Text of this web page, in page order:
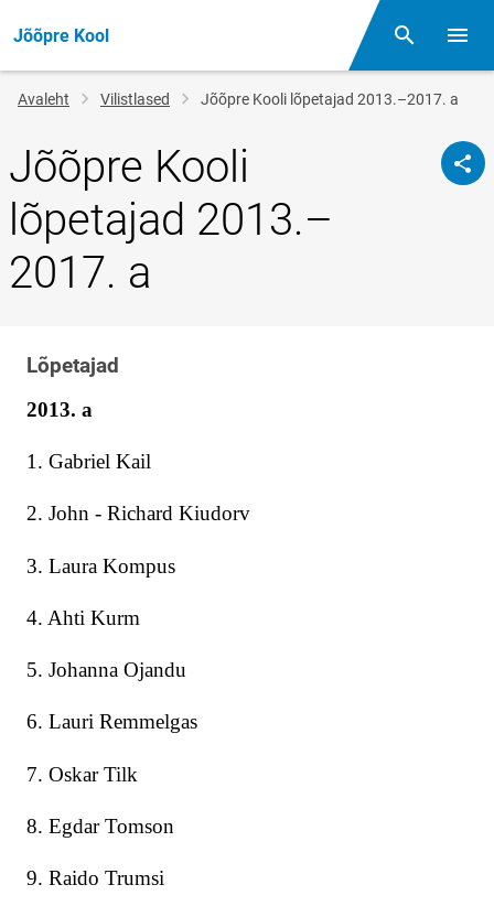
Jõõpre Kool Otsing
Jälglink
Avaleht Vilistlased Jõõpre Kooli lõpetajad 2013.–2017. a
Jõõpre Kooli
lõpetajad 2013.–
2017. a
Klassi
Lõpetajad
2013. a
1. Gabriel Kail
2. John - Richard Kiudorv
3. Laura Kompus
4. Ahti Kurm
5. Johanna Ojandu
6. Lauri Remmelgas
7. Oskar Tilk
8. Egdar Tomson
9. Raido Trumsi